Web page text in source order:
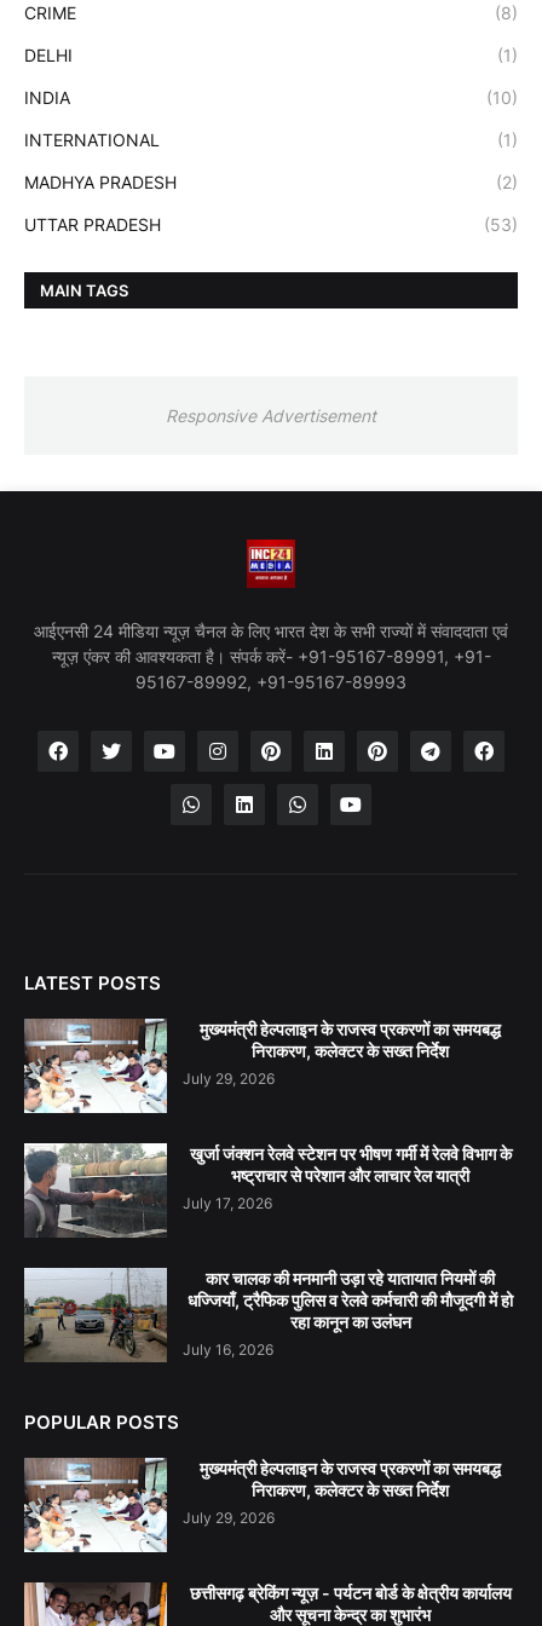
CRIME (8)
DELHI (1)
INDIA (10)
INTERNATIONAL (1)
MADHYA PRADESH (2)
UTTAR PRADESH (53)
MAIN TAGS
Responsive Advertisement
आईएनसी 24 मीडिया न्यूज़ चैनल के लिए भारत देश के सभी राज्यों में संवाददाता एवं
न्यूज़ एंकर की आवश्यकता है। संपर्क करें- +91-95167-89991, +91-
95167-89992, +91-95167-89993
LATEST POSTS
मुख्यमंत्री हेल्पलाइन के राजस्व प्रकरणों का समयबद्ध
निराकरण, कलेक्टर के सख्त निर्देश
July 29, 2026
खुर्जा जंक्शन रेलवे स्टेशन पर भीषण गर्मी में रेलवे विभाग के
भष्ट्राचार से परेशान और लाचार रेल यात्री
July 17, 2026
कार चालक की मनमानी उड़ा रहे यातायात नियमों की
धज्जियाँ, ट्रैफिक पुलिस व रेलवे कर्मचारी की मौजूदगी में हो
रहा कानून का उलंघन
July 16, 2026
POPULAR POSTS
मुख्यमंत्री हेल्पलाइन के राजस्व प्रकरणों का समयबद्ध
निराकरण, कलेक्टर के सख्त निर्देश
July 29, 2026
छत्तीसगढ़ ब्रेकिंग न्यूज़ - पर्यटन बोर्ड के क्षेत्रीय कार्यालय
और सूचना केन्द्र का शुभारंभ